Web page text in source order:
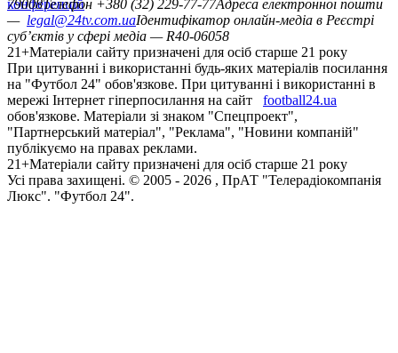
конференцій
79008Телефон +380 (32) 229-77-77Адреса електронної пошти
— legal@24tv.com.uaІдентифікатор онлайн-медіа в Реєстрі
суб’єктів у сфері медіа — R40-06058
21+Матеріали сайту призначені для осіб старше 21 року
При цитуванні і використанні будь-яких матеріалів посилання
на "Футбол 24" обов'язкове. При цитуванні і використанні в
мережі Інтернет гіперпосилання на сайт
football24.ua
обов'язкове. Матеріали зі знаком "Спецпроект",
"Партнерський матеріал", "Реклама", "Новини компаній"
публікуємо на правах реклами.
21+Матеріали сайту призначені для осіб старше 21 року
Усi права захищенi. © 2005 - 2026 , ПрАТ "Телерадіокомпанія
Люкс". "Футбол 24".